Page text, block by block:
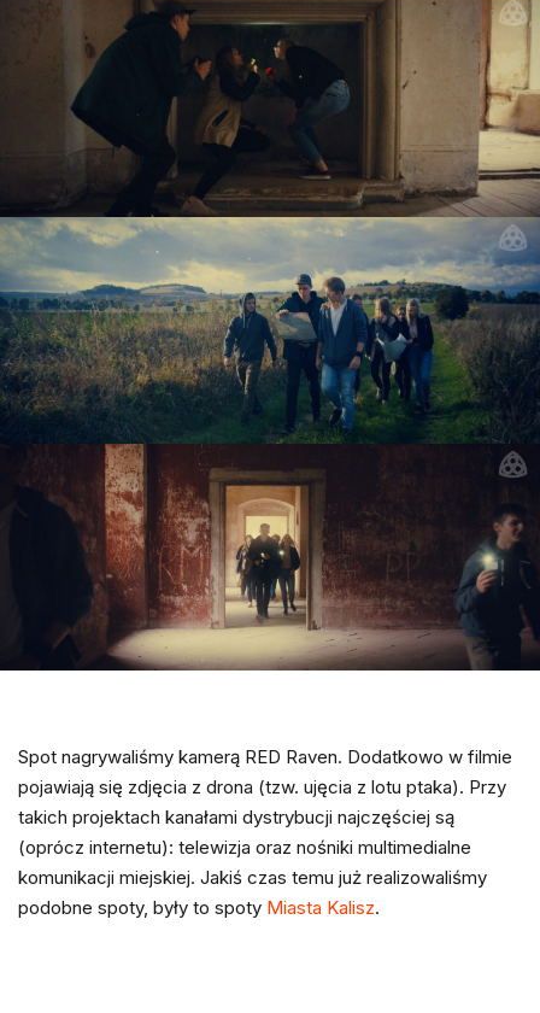
Spot nagrywaliśmy kamerą RED Raven. Dodatkowo w filmie
pojawiają się zdjęcia z drona (tzw. ujęcia z lotu ptaka). Przy
takich projektach kanałami dystrybucji najczęściej są
(oprócz internetu): telewizja oraz nośniki multimedialne
komunikacji miejskiej. Jakiś czas temu już realizowaliśmy
podobne spoty, były to spoty Miasta Kalisz.